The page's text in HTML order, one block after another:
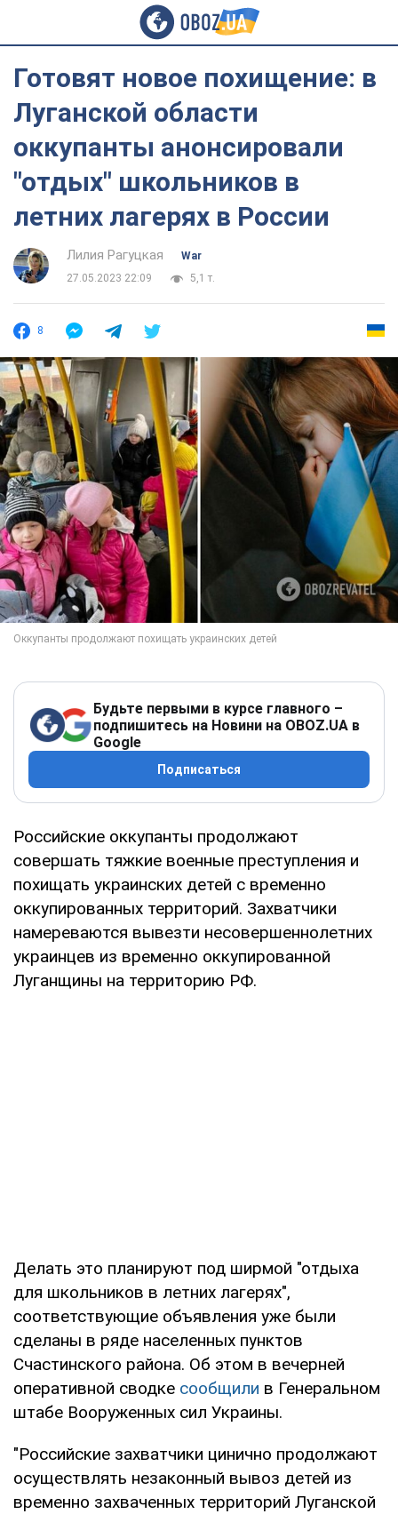
Готовят новое похищение: в
Луганской области
оккупанты анонсировали
"отдых" школьников в
летних лагерях в России
Лилия Рагуцкая
War
27.05.2023 22:09
5,1 т.
8
Будьте первыми в курсе главного –
подпишитесь на Новини на OBOZ.UA в
Google
Подписаться
Российские оккупанты продолжают
совершать тяжкие военные преступления и
похищать украинских детей с временно
оккупированных территорий. Захватчики
намереваются вывезти несовершеннолетних
украинцев из временно оккупированной
Луганщины на территорию РФ.
Делать это планируют под ширмой "отдыха
для школьников в летних лагерях",
соответствующие объявления уже были
сделаны в ряде населенных пунктов
Счастинского района. Об этом в вечерней
оперативной сводке сообщили в Генеральном
штабе Вооруженных сил Украины.
"Российские захватчики цинично продолжают
осуществлять незаконный вывоз детей из
временно захваченных территорий Луганской